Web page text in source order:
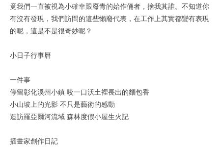
竟我們一直被視為小確幸跟廢青的始作俑者，捨我其誰。不知道你
有沒有發現，我們訪問的這些懶廢代表，在工作上其實都蠻有表現
的呢，這是不是很奇妙呢？
小日子行事曆
一件事
停留彰化溪州小鎮 咬一口沃土裡長出的麵包香
小山坡上的光影 不只是藝術的感動
造訪羅亞爾河流域 森林度假小屋生火記
插畫家創作日記